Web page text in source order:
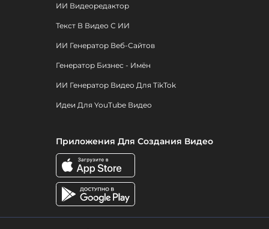
ИИ Видеоредактор
Текст В Видео С ИИ
ИИ Генератор Веб-Сайтов
Генератор Бизнес - Имён
ИИ Генератор Видео Для TikTok
Идеи Для YouTube Видео
Приложения Для Создания Видео